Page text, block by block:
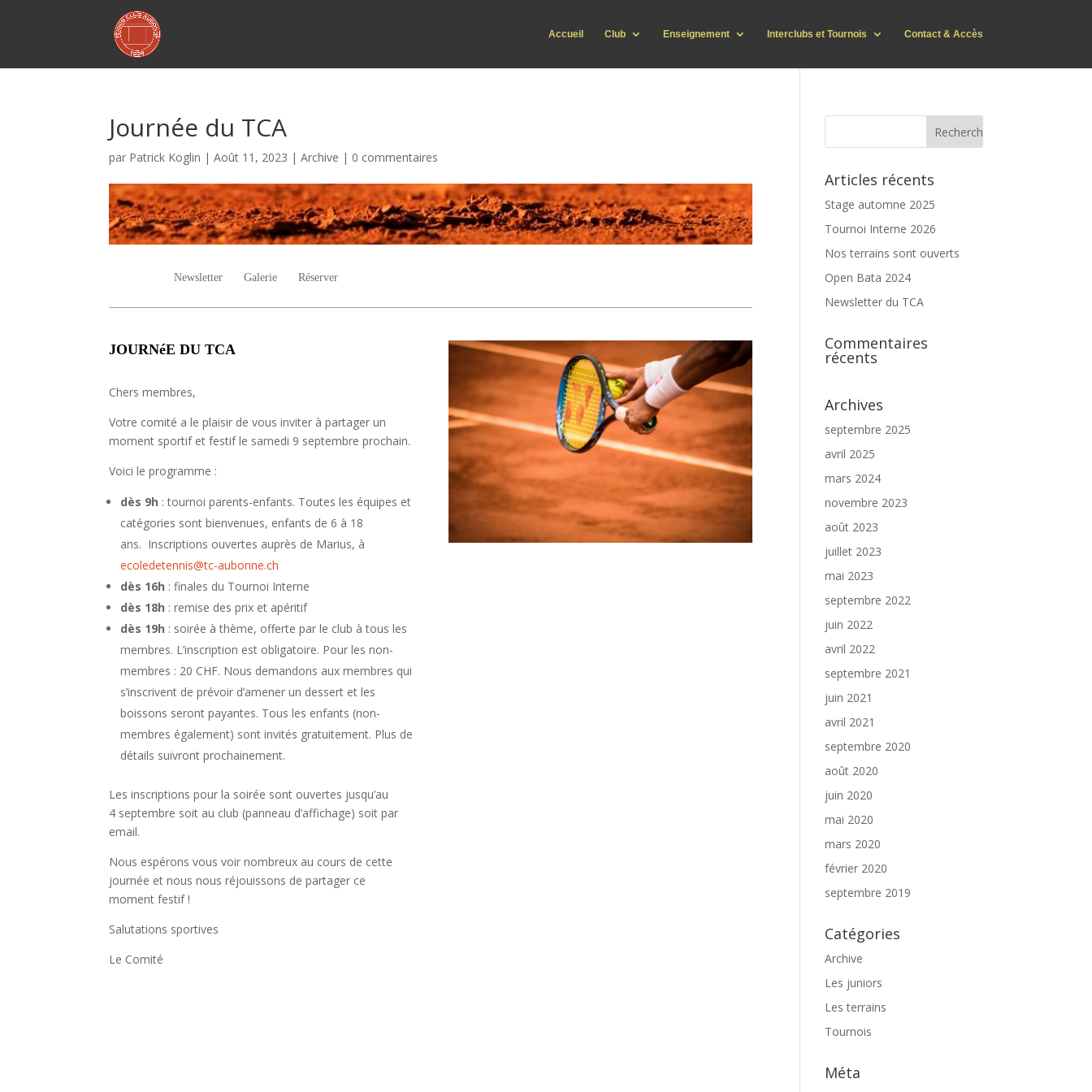
Accueil Club Enseignement Interclubs et Tournois Contact & Accès
Journée du TCA
par Patrick Koglin |Août 11, 2023 |Archive | 0 commentaires
Newsletter Galerie Réserver
JOURNéE DU TCA
Chers membres,
Votre comité a le plaisir de vous inviter à partager un
moment sportif et festif le samedi 9 septembre prochain.
Voici le programme :
dès 9h : tournoi parents-enfants. Toutes les équipes et
catégories sont bienvenues, enfants de 6 à 18
ans. Inscriptions ouvertes auprès de Marius, à
ecoledetennis@tc-aubonne.ch
dès 16h : finales du Tournoi Interne
dès 18h : remise des prix et apéritif
dès 19h : soirée à thème, offerte par le club à tous les
membres. L’inscription est obligatoire. Pour les non-
membres : 20 CHF. Nous demandons aux membres qui
s’inscrivent de prévoir d’amener un dessert et les
boissons seront payantes. Tous les enfants (non-
membres également) sont invités gratuitement. Plus de
détails suivront prochainement.
Les inscriptions pour la soirée sont ouvertes jusqu’au
4 septembre soit au club (panneau d’affichage) soit par
email.
Nous espérons vous voir nombreux au cours de cette
journée et nous nous réjouissons de partager ce
moment festif !
Salutations sportives
Le Comité
Articles récents
Stage automne 2025
Tournoi Interne 2026
Nos terrains sont ouverts
Open Bata 2024
Newsletter du TCA
Commentaires
récents
Archives
septembre 2025
avril 2025
mars 2024
novembre 2023
août 2023
juillet 2023
mai 2023
septembre 2022
juin 2022
avril 2022
septembre 2021
juin 2021
avril 2021
septembre 2020
août 2020
juin 2020
mai 2020
mars 2020
février 2020
septembre 2019
Catégories
Archive
Les juniors
Les terrains
Tournois
Méta